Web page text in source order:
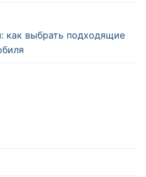
как выбрать подходящие